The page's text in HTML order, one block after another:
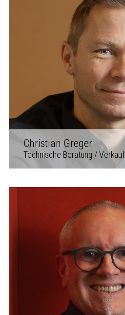
Christian Greger
Technische Beratung / Verkauf